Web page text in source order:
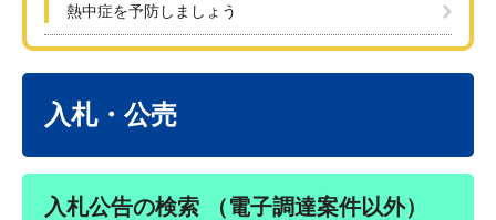
熱中症を予防しましょう
入札・公売
入札公告の検索 （電子調達案件以外）